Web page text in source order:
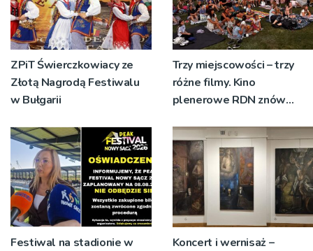
ZPiT Świerczkowiacy ze
Złotą Nagrodą Festiwalu
w Bułgarii
Trzy miejscowości – trzy
różne filmy. Kino
plenerowe RDN znów
Festiwal na stadionie w
Koncert i wernisaż –